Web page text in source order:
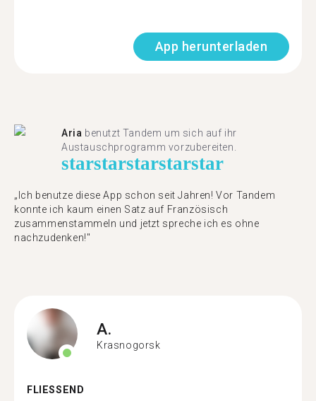
App herunterladen
Aria benutzt Tandem um sich auf ihr
Austauschprogramm vorzubereiten.
starstarstarstarstar
„Ich benutze diese App schon seit Jahren! Vor Tandem
konnte ich kaum einen Satz auf Französisch
zusammenstammeln und jetzt spreche ich es ohne
nachzudenken!"
A.
Krasnogorsk
FLIESSEND